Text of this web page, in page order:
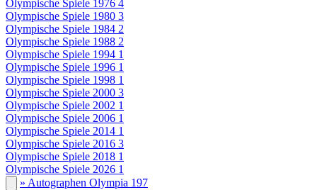
Olympische Spiele 1976 4
Olympische Spiele 1980 3
Olympische Spiele 1984 2
Olympische Spiele 1988 2
Olympische Spiele 1994 1
Olympische Spiele 1996 1
Olympische Spiele 1998 1
Olympische Spiele 2000 3
Olympische Spiele 2002 1
Olympische Spiele 2006 1
Olympische Spiele 2014 1
Olympische Spiele 2016 3
Olympische Spiele 2018 1
Olympische Spiele 2026 1
» Autographen Olympia 197